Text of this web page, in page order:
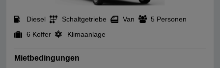
Diesel Schaltgetriebe Van
5 Personen
6 Koffer
Klimaanlage
Mietbedingungen